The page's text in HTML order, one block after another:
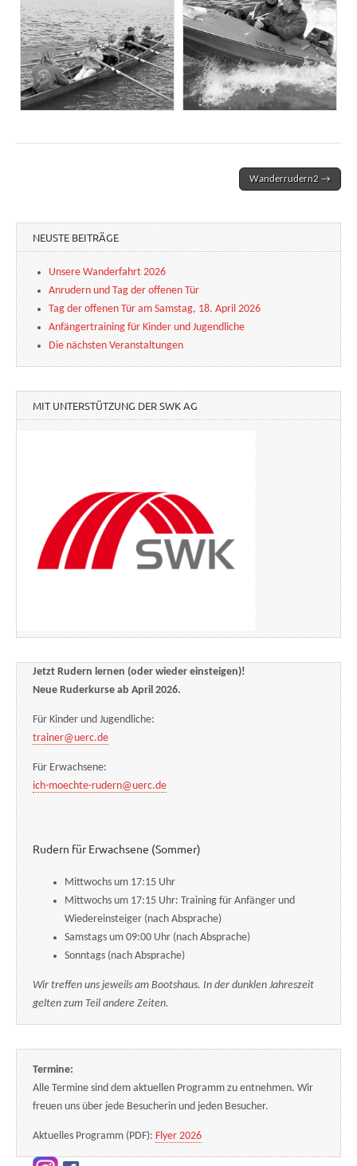
Wanderrudern2 →
NEUSTE BEITRÄGE
Unsere Wanderfahrt 2026
Anrudern und Tag der offenen Tür
Tag der offenen Tür am Samstag, 18. April 2026
Anfängertraining für Kinder und Jugendliche
Die nächsten Veranstaltungen
MIT UNTERSTÜTZUNG DER SWK AG
Jetzt Rudern lernen (oder wieder einsteigen)!
Neue Ruderkurse ab April 2026.
Für Kinder und Jugendliche:
trainer@uerc.de
Für Erwachsene:
ich-moechte-rudern@uerc.de
Rudern für Erwachsene (Sommer)
Mittwochs um 17:15 Uhr
Mittwochs um 17:15 Uhr: Training für Anfänger und
Wiedereinsteiger (nach Absprache)
Samstags um 09:00 Uhr (nach Absprache)
Sonntags (nach Absprache)
Wir treffen uns jeweils am Bootshaus. In der dunklen Jahreszeit
gelten zum Teil andere Zeiten.
Termine:
Alle Termine sind dem aktuellen Programm zu entnehmen. Wir
freuen uns über jede Besucherin und jeden Besucher.
Aktuelles Programm (PDF): Flyer 2026